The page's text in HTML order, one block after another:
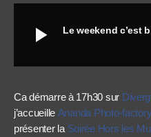
play_arrow Le weekend c’est
Ca démarre à 17h30 sur
j’accueille Ananda Photo-factory
présenter la Soirée Hors les